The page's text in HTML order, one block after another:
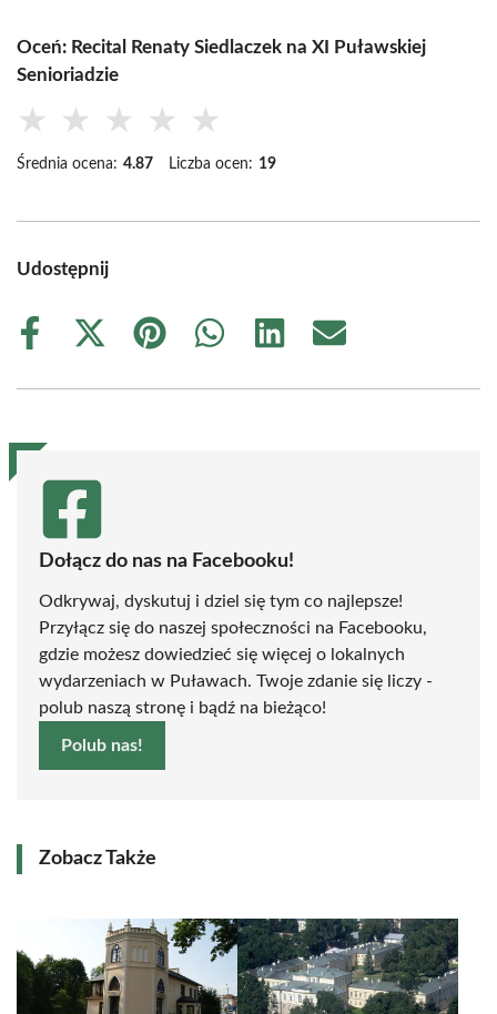
Oceń: Recital Renaty Siedlaczek na XI Puławskiej
Senioriadzie
★ ★ ★ ★ ★
Średnia ocena: 4.87 Liczba ocen: 19
Udostępnij
Share
Share
(Twitter)
Share
Share
Share
Share
Dołącz do nas na Facebooku!
Odkrywaj, dyskutuj i dziel się tym co najlepsze!
Przyłącz się do naszej społeczności na Facebooku,
gdzie możesz dowiedzieć się więcej o lokalnych
wydarzeniach w Puławach. Twoje zdanie się liczy -
polub naszą stronę i bądź na bieżąco!
Polub nas!
Zobacz Także